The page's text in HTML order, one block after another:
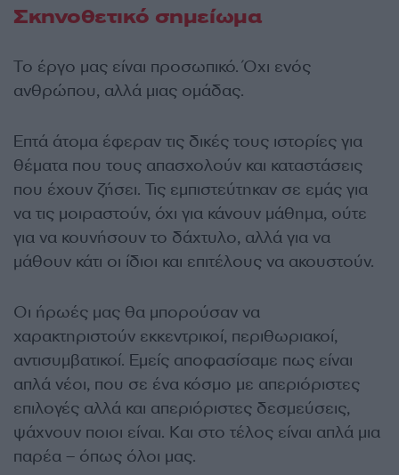
Σκηνοθετικό σημείωμα
Το έργο μας είναι προσωπικό. Όχι ενός
ανθρώπου, αλλά μιας ομάδας.
Επτά άτομα έφεραν τις δικές τους ιστορίες για
θέματα που τους απασχολούν και καταστάσεις
που έχουν ζήσει. Τις εμπιστεύτηκαν σε εμάς για
να τις μοιραστούν, όχι για κάνουν μάθημα, ούτε
για να κουνήσουν το δάχτυλο, αλλά για να
μάθουν κάτι οι ίδιοι και επιτέλους να ακουστούν.
Οι ήρωές μας θα μπορούσαν να
χαρακτηριστούν εκκεντρικοί, περιθωριακοί,
αντισυμβατικοί. Εμείς αποφασίσαμε πως είναι
απλά νέοι, που σε ένα κόσμο με απεριόριστες
επιλογές αλλά και απεριόριστες δεσμεύσεις,
ψάχνουν ποιοι είναι. Kαι στο τέλος είναι απλά μια
παρέα – όπως όλοι μας.